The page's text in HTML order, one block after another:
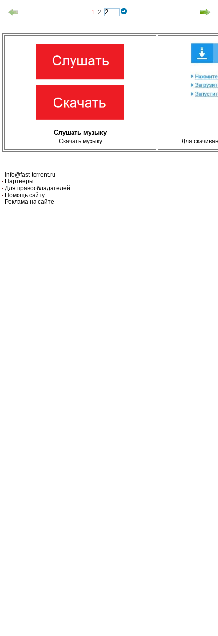
1 2
Слушать музыку
Скачать музыку Для
info@fast-torrent.ru
Партнёры
Для правообладателей
Помощь сайту
Реклама на сайте